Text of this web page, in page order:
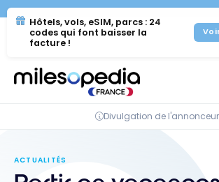
Panneau de gestion des cookies
Se
rendreHôtels, vols, eSIM, parcs : 24
codes qui font baisser la
facture !
Divulgation de l'annonceur
ACTUALITÉS